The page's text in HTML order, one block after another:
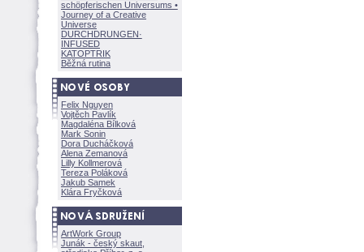
schöpferischen Universums •
Journey of a Creative
Universe
DURCHDRUNGEN·
INFUSED
KATOPTRIK
Běžná rutina
Felix Nguyen
Vojtěch Pavlík
Magdaléna Bílkov
Mark Sonin
Dora Ducháčkov
Alena Zemanov
Lilly Kollmerov
Tereza Polákov
Jakub Samek
Klára Fryčkov
ArtWork Group
Junák - český skaut,